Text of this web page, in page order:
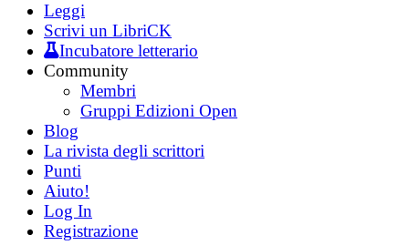
Leggi
Scrivi un LibriCK
Incubatore letterario
Community
Membri
Gruppi Edizioni Open
Blog
La rivista degli scrittori
Punti
Aiuto!
Log In
Registrazione